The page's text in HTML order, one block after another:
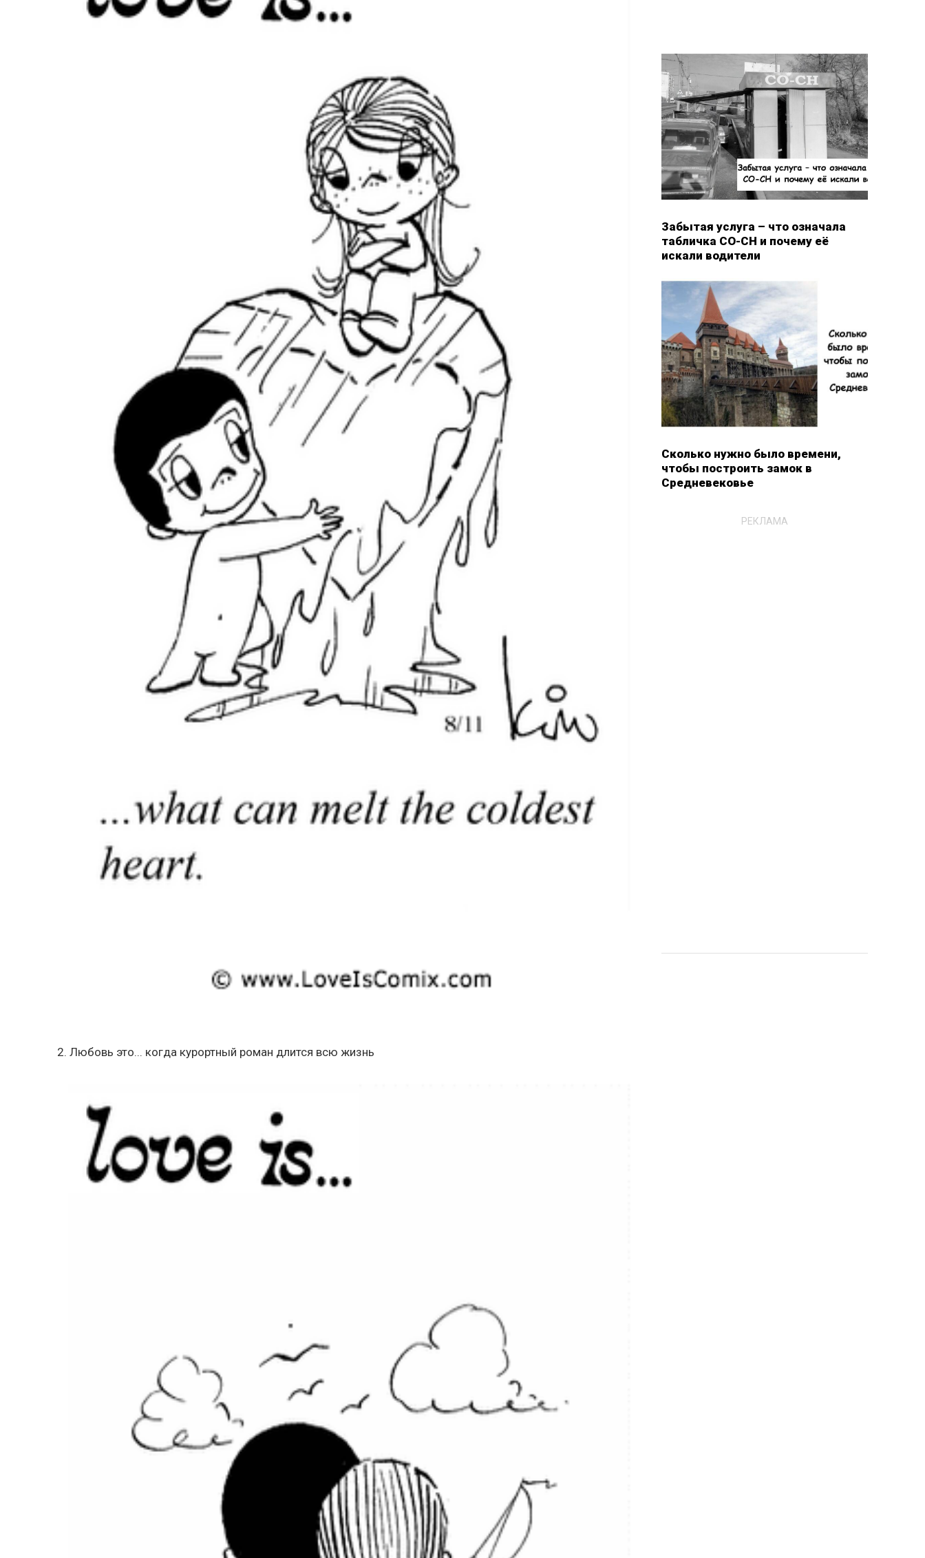
2. Любовь это... когда курортный роман длится всю жизнь
Забытая услуга – что означала
табличка СО-СН и почему её
искали водители
Сколько нужно было времени,
чтобы построить замок в
Средневековье
РЕКЛАМА